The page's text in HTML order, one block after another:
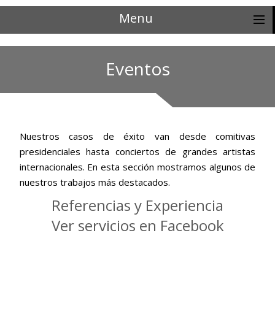
Menu
Eventos
Nuestros casos de éxito van desde comitivas
presidenciales hasta conciertos de grandes artistas
internacionales. En esta sección mostramos algunos de
nuestros trabajos más destacados.
Referencias y Experiencia
Ver servicios en Facebook